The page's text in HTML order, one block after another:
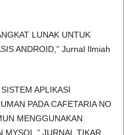
LUNAK UNTUK
ANDROID,” Jurnal Ilmiah
APLIKASI
PADA CAFETARIA NO
MENGGUNAKAN
JURNAL TIKAR,